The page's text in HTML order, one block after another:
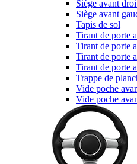
Siège avant
Siège avant
Tapis de sol
Tirant de porte
Tirant de porte
Tirant de porte
Tirant de porte
Trappe de
Vide poche
Vide poche